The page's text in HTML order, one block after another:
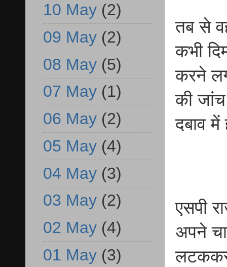
तब से
कभी
करने
की
दबाव
एसपी
अपने
10 May (2)
09 May (2)
08 May (5)
07 May (1)
06 May (2)
05 May (4)
04 May (3)
03 May (2)
02 May (4)
01 May (3)